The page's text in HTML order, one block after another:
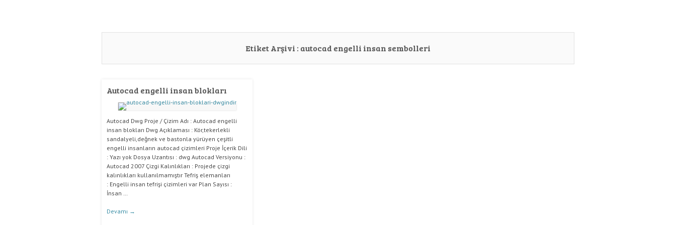
Etiket Arşivi : autocad engelli insan sembolleri
Autocad engelli insan blokları
Autocad Dwg Proje / Çizim Adı : Autocad engelli
insan blokları Dwg Açıklaması : Kör,tekerlekli
sandalyeli,değnek ve bastonla yürüyen çeşitli
engelli insanların autocad çizimleri Proje İçerik Dili
: Yazı yok Dosya Uzantısı : dwg Autocad Versiyonu :
Autocad 2007 Çizgi Kalınlıkları : Projede çizgi
kalınlıkları kullanılmamıştır Tefriş elemanları
: Engelli insan tefrişi çizimleri var Plan Sayısı :
İnsan …
Devamı →